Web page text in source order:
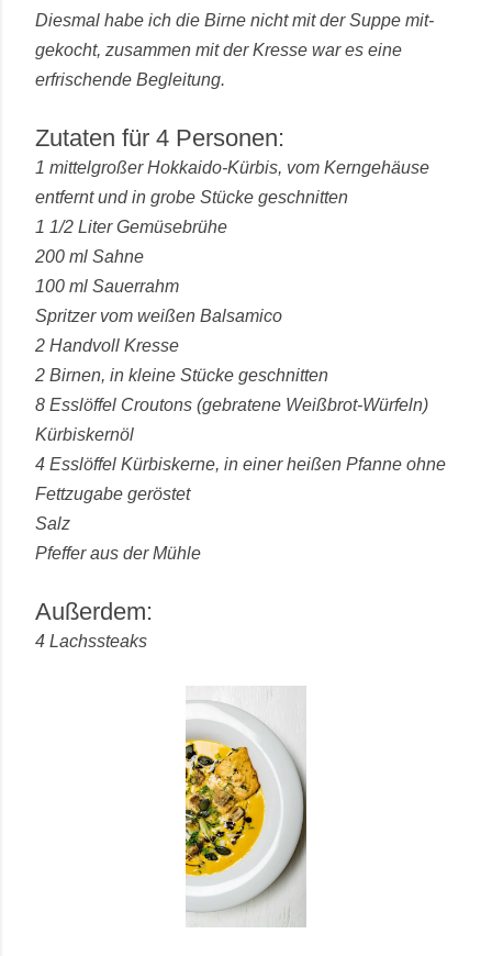
Diesmal habe ich die Birne nicht mit der Suppe mit-
gekocht, zusammen mit der Kresse war es eine
erfrischende Begleitung.
Zutaten für 4 Personen:
1 mittelgroßer Hokkaido-Kürbis, vom Kerngehäuse
entfernt und in grobe Stücke geschnitten
1 1/2 Liter Gemüsebrühe
200 ml Sahne
100 ml Sauerrahm
Spritzer vom weißen Balsamico
2 Handvoll Kresse
2 Birnen, in kleine Stücke geschnitten
8 Esslöffel Croutons (gebratene Weißbrot-Würfeln)
Kürbiskernöl
4 Esslöffel Kürbiskerne, in einer heißen Pfanne ohne
Fettzugabe geröstet
Salz
Pfeffer aus der Mühle
Außerdem:
4 Lachssteaks